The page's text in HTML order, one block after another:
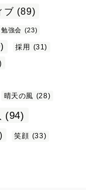
ブ (89)
勉強会 (23)
採用 (31)
晴天の風 (28)
(94)
笑顔 (33)